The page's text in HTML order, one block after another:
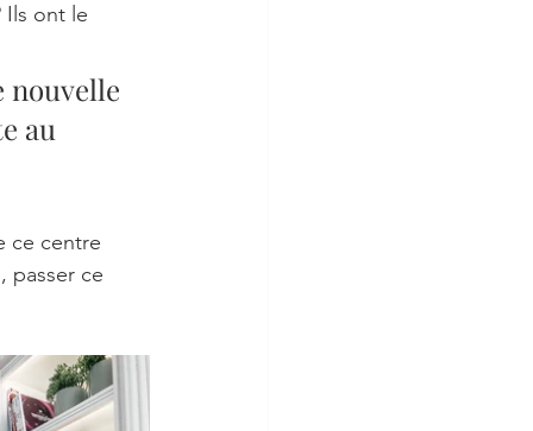
Ils ont le
nouvelle
au
passer ce